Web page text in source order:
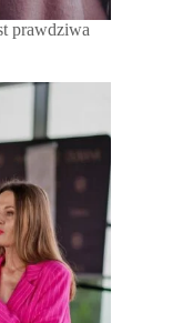
prawdziwa